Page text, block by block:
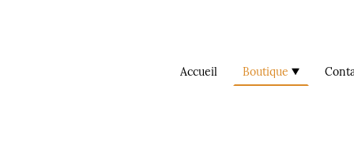
Accueil Boutique